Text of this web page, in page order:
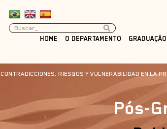
HOME O DEPARTAMENTO GRADUAÇÃO
CONTRADICCIONES, RIESGOS Y VULNERABILIDAD EN LA
Pós-